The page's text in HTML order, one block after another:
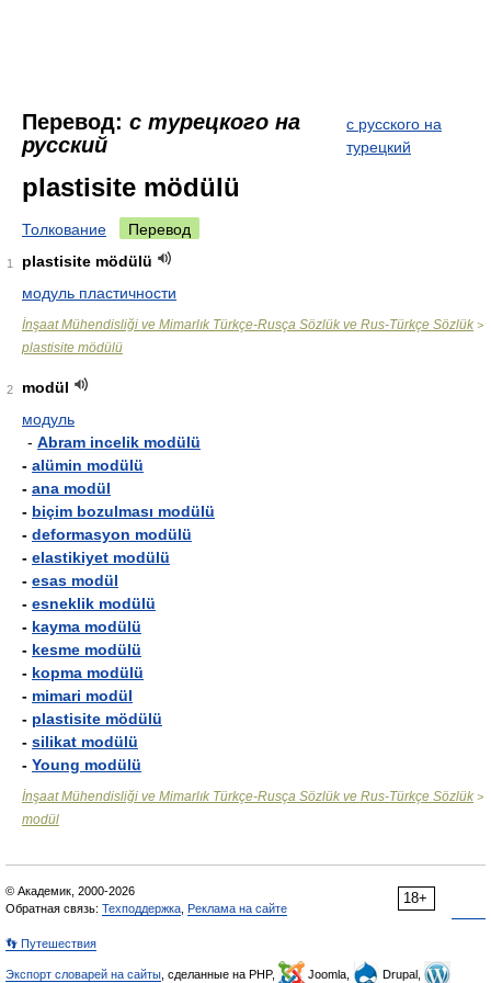
Перевод: с турецкого на
русский
с русского на
турецкий
plastisite mödülü
Толкование Перевод
1
plastisite mödülü
модуль пластичности
İnşaat Mühendisliği ve Mimarlık Türkçe-Rusça Sözlük ve Rus-Türkçe Sözlük >
plastisite mödülü
2
modül
модуль
- Abram incelik modülü
- alümin modülü
- ana modül
- biçim bozulması modülü
- deformasyon modülü
- elastikiyet modülü
- esas modül
- esneklik modülü
- kayma modülü
- kesme modülü
- kopma modülü
- mimari modül
- plastisite mödülü
- silikat modülü
- Young modülü
İnşaat Mühendisliği ve Mimarlık Türkçe-Rusça Sözlük ve Rus-Türkçe Sözlük >
modül
18+
© Академик, 2000-2026
Обратная связь: Техподдержка Реклама на сайте
👣 Путешествия
Экспорт словарей на сайты , сделанные на PHP, Joomla, Drupal,